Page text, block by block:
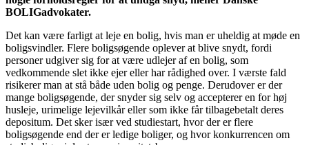
BOLIGadvokater.
Det kan være farligt at leje en bolig, hvis man er uheldig at møde en
boligsvindler. Flere boligsøgende oplever at blive snydt, fordi
personer udgiver sig for at være udlejer af en bolig, som
vedkommende slet ikke ejer eller har rådighed over. I værste fald
risikerer man at stå både uden bolig og penge. Derudover er der
mange boligsøgende, der snyder sig selv og accepterer en for høj
husleje, urimelige lejevilkår eller som ikke får tilbagebetalt deres
depositum. Det sker især ved studiestart, hvor der er flere
boligsøgende end der er ledige boliger, og hvor konkurrencen om